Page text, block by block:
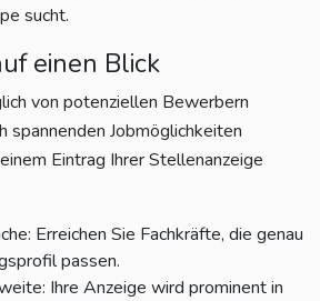
sucht.
einen Blick
von potenziellen Bewerbern
spannenden Jobmöglichkeiten
Eintrag Ihrer Stellenanzeige
Erreichen Sie Fachkräfte, die genau
passen.
Ihre Anzeige wird prominent in